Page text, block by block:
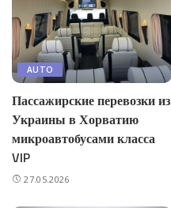
AUTO
Пассажирские перевозки из
Украины в Хорватию
микроавтобусами класса
VIP
27.05.2026